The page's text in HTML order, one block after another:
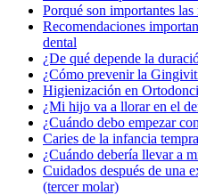
Porqué son importantes
Recomendaciones
dental
¿De qué depende la
¿Cómo prevenir la
Higienización en
¿Mi hijo va a llorar en el
¿Cuándo debo empezar
Caries de la infancia
¿Cuándo debería llevar a
Cuidados después de una
(tercer molar)